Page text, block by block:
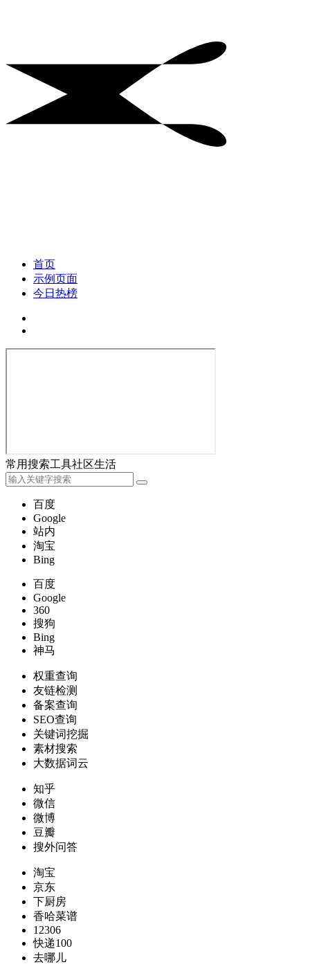
首页
示例页面
今日热榜
常用搜索工具社区生活
百度
Google
站内
淘宝
Bing
百度
Google
360
搜狗
Bing
神马
权重查询
友链检测
备案查询
SEO查询
关键词挖掘
素材搜索
大数据词云
知乎
微信
微博
豆瓣
搜外问答
淘宝
京东
下厨房
香哈菜谱
12306
快递100
去哪儿